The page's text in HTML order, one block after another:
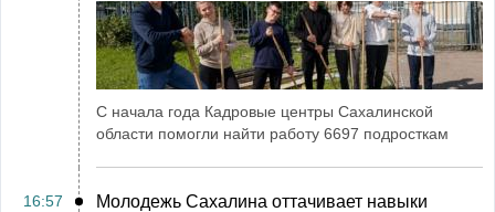
С начала года Кадровые центры Сахалинской
области помогли найти работу 6697 подросткам
16:57
Молодежь Сахалина оттачивает навыки